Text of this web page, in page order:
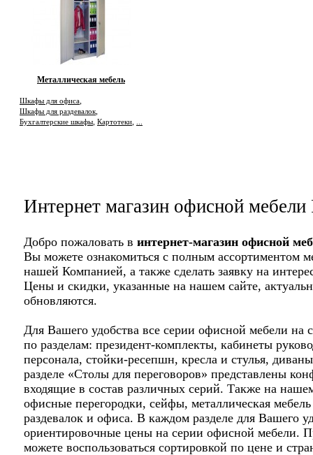
Металлическая мебель
Шкафы для офиса,
Шкафы для раздевалок,
Бухгалтерские шкафы, Картотеки,
Интернет магазин офисной
Добро пожаловать в интернет-магазин офисной
Вы можете ознакомиться с полным ассортиментом
нашей Компанией, а также сделать заявку на
Цены и скидки, указанные на нашем сайте,
обновляются.
Для Вашего удобства все серии офисной мебели на
по разделам: президент-комплекты, кабинеты
персонала, стойки-ресепшн, кресла и стулья,
разделе «Столы для переговоров» представлены
входящие в состав различных серий. Также на
офисные перегородки, сейфы, металлическая мебель
раздевалок и офиса. В каждом разделе для Вашего
ориентировочные цены на серии офисной мебели.
можете воспользоваться сортировкой по цене и